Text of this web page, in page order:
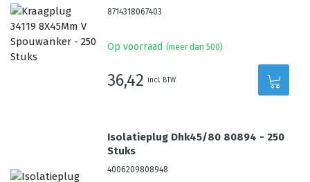
8714318067403
Op voorraad (meer dan 500)
36,42 incl. BTW
Isolatieplug Dhk45/80 80894 - 250
Stuks
4006209808948